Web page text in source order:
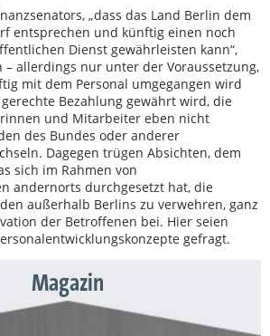
„dass das Land Berlin dem
entsprechen und künftig einen noch
Dienst gewährleisten kann“,
– allerdings nur unter der Voraussetzung,
mit dem Personal umgegangen wird
Bezahlung gewährt wird, die
und Mitarbeiter eben nicht
des Bundes oder anderer
Dagegen trügen Absichten, dem
sich im Rahmen von
andernorts durchgesetzt hat, die
außerhalb Berlins zu verwehren, ganz
der Betroffenen bei. Hier seien
gefragt.
Magazin